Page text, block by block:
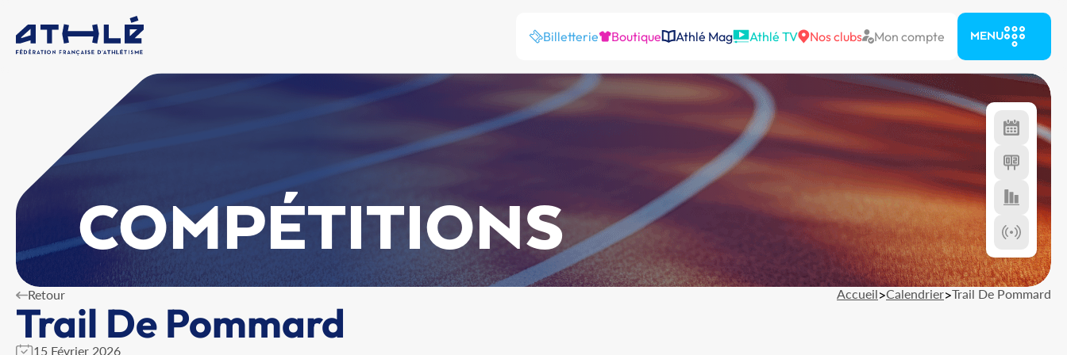
Billetterie Boutique Athlé Mag Athlé TV Nos clubs Mon compte MENU
COMPÉTITIONS
Retour Accueil>Calendrier>Trail De Pommard
Trail De Pommard
15 Février 2026